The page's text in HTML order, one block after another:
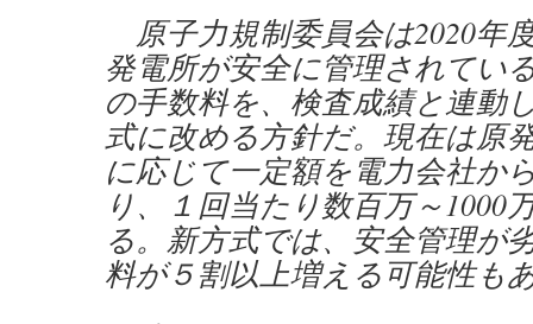
原子力規制委員会は2020年
発電所が安全に管理されてい
の手数料を、検査成績と連動
式に改める方針だ。現在は原
に応じて一定額を電力会社か
り、１回当たり数百万～1000
る。新方式では、安全管理が
料が５割以上増える可能性も